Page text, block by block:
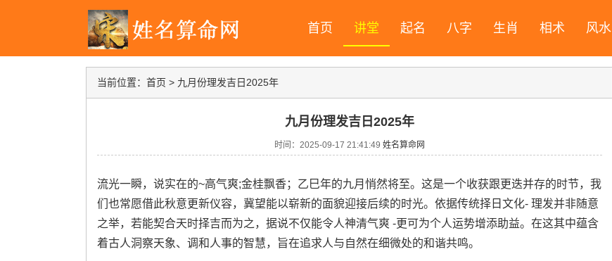
首页 讲堂 起名 八字 生肖 相术 风水
当前位置： 首页 > 九月份理发吉日2025年
九月份理发吉日2025年
时间：2025-09-17 21:41:49 姓名算命网
流光一瞬，说实在的~高气爽;金桂飘香；乙巳年的九月悄然将至。这是一个收获跟更迭并存的时节，我
们也常愿借此秋意更新仪容，冀望能以崭新的面貌迎接后续的时光。依据传统择日文化- 理发并非随意
之举，若能契合天时择吉而为之，据说不仅能令人神清气爽 -更可为个人运势增添助益。在这其中蕴含
着古人洞察天象、调和人事的智慧，旨在追求人与自然在细微处的和谐共鸣。